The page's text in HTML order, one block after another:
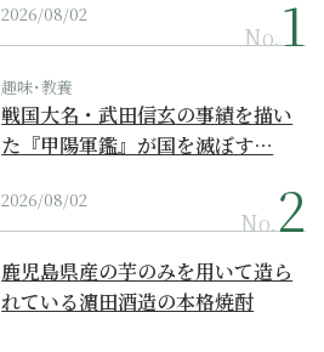
2026/08/02
No.
趣味･教養
戦国大名・武田信玄の事績を描い
た『甲陽軍鑑』が国を滅ぼす…
2026/08/02
No.
鹿児島県産の芋のみを用いて造ら
れている濵田酒造の本格焼酎